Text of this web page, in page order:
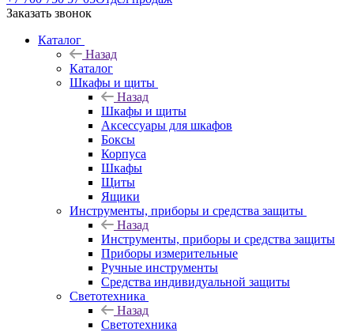
Заказать звонок
Каталог
Назад
Каталог
Шкафы и щиты
Назад
Шкафы и щиты
Аксессуары для шкафов
Боксы
Корпуса
Шкафы
Щиты
Ящики
Инструменты, приборы и средства защиты
Назад
Инструменты, приборы и средства защиты
Приборы измерительные
Ручные инструменты
Средства индивидуальной защиты
Светотехника
Назад
Светотехника